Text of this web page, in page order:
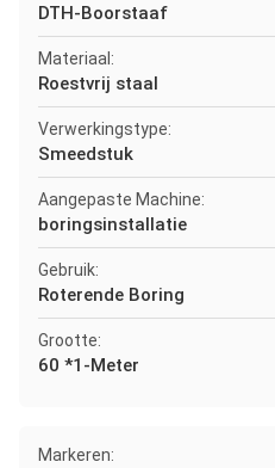
DTH-Boorstaaf
Materiaal:
Roestvrij staal
Verwerkingstype:
Smeedstuk
Aangepaste Machine:
boringsinstallatie
Gebruik:
Roterende Boring
Grootte:
60 *1-Meter
Markeren: